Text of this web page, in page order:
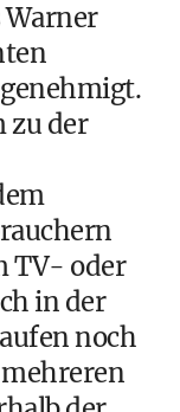
zu der
TV- oder
in der
noch